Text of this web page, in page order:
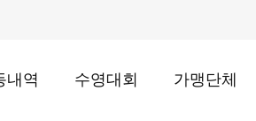
내역 수영대회 가맹단체